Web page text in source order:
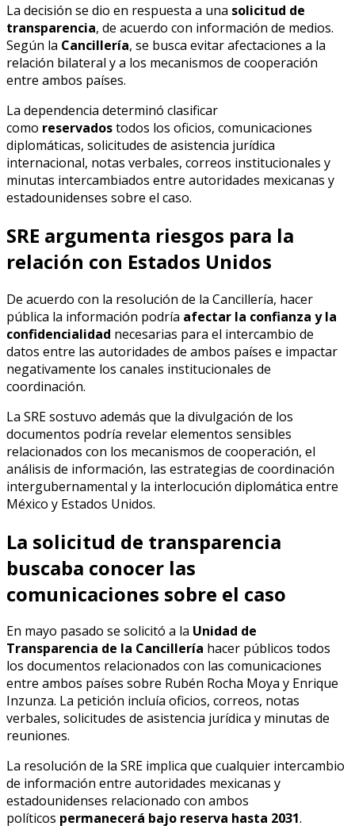
La decisión se dio en respuesta a una solicitud de
transparencia, de acuerdo con información de medios.
Según la Cancillería, se busca evitar afectaciones a la
relación bilateral y a los mecanismos de cooperación
entre ambos países.
La dependencia determinó clasificar
como reservadostodos los oficios, comunicaciones
diplomáticas, solicitudes de asistencia jurídica
internacional, notas verbales, correos institucionales y
minutas intercambiados entre autoridades mexicanas y
estadounidenses sobre el caso.
SRE argumenta riesgos para la
relación con Estados Unidos
De acuerdo con la resolución de la Cancillería, hacer
pública la información podría afectar la confianza y la
confidencialidad necesarias para el intercambio de
datos entre las autoridades de ambos países e impactar
negativamente los canales institucionales de
coordinación.
La SRE sostuvo además que la divulgación de los
documentos podría revelar elementos sensibles
relacionados con los mecanismos de cooperación, el
análisis de información, las estrategias de coordinación
intergubernamental y la interlocución diplomática entre
México y Estados Unidos.
La solicitud de transparencia
buscaba conocer las
comunicaciones sobre el caso
En mayo pasado se solicitó a la Unidad de
Transparencia de la Cancillería hacer públicos todos
los documentos relacionados con las comunicaciones
entre ambos países sobre Rubén Rocha Moya y Enrique
Inzunza. La petición incluía oficios, correos, notas
verbales, solicitudes de asistencia jurídica y minutas de
reuniones.
La resolución de la SRE implica que cualquier intercambio
de información entre autoridades mexicanas y
estadounidenses relacionado con ambos
políticos permanecerá bajo reserva hasta 2031.